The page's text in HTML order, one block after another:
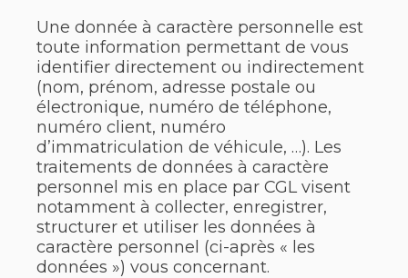
Une donnée à caractère personnelle est
toute information permettant de vous
identifier directement ou indirectement
(nom, prénom, adresse postale ou
électronique, numéro de téléphone,
numéro client, numéro
d’immatriculation de véhicule, …). Les
traitements de données à caractère
personnel mis en place par CGL visent
notamment à collecter, enregistrer,
structurer et utiliser les données à
caractère personnel (ci-après « les
données ») vous concernant.